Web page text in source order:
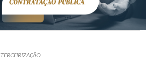
TERCEIRIZAÇÃO